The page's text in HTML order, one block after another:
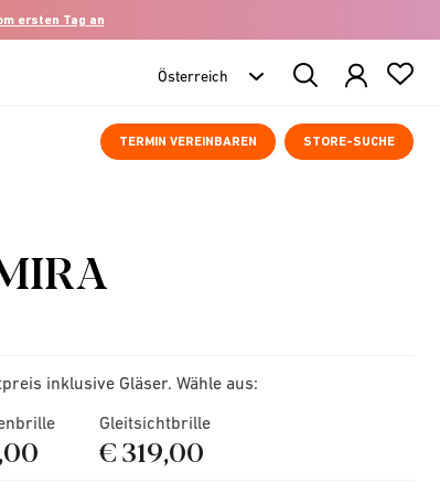
ersten Tag an
Search
Products
TERMIN VEREINBAREN STORE-SUCHE
inklusive Gläser. Wähle aus:
Gleitsichtbrille
€ 319,00